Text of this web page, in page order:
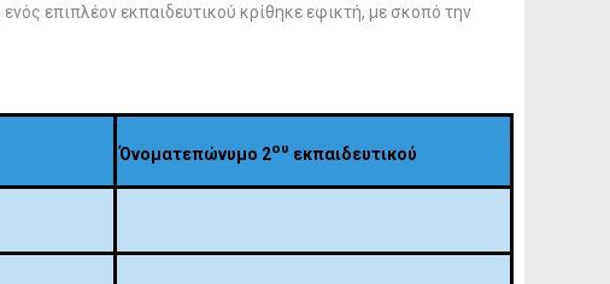
επιπλέον εκπαιδευτικού κρίθηκε εφικτή, με σκοπό την
Όνοματεπώνυμο 2ου εκπαιδευτικού